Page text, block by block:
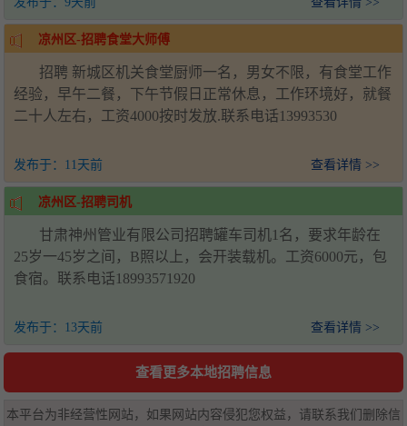
凉州区-招聘食堂大师傅
招聘 新城区机关食堂厨师一名，男女不限，有食堂工作
经验，早午二餐，下午节假日正常休息，工作环境好，就餐
二十人左右，工资4000按时发放.联系电话13993530
发布于： 11天前 查看详情 >>
凉州区-招聘司机
甘肃神州管业有限公司招聘罐车司机1名，要求年龄在
25岁一45岁之间，B照以上，会开装载机。工资6000元，包
食宿。联系电话18993571920
发布于： 13天前 查看详情 >>
查看更多本地招聘信息
本平台为非经营性网站，如果网站内容侵犯您权益，请联系我们删除信